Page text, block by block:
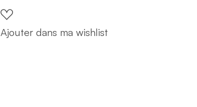
convertible
en
tissu
Ajouter dans ma wishlist